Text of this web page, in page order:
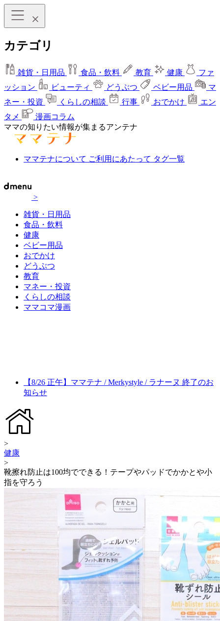
カテゴリ
雑貨・日用品 食品・飲料 教育 健康
ファ
ッション
ビューティ どうぶつ ベビー用品
マ
ネー・投資
くらしの相談 行事 おでかけ
エン
タメ
漫画コラム
ママの知りたい情報が集まるアンテナ
ママテナについて ご利用にあたって タグ一覧
>
雑貨・日用品
食品・飲料
健康
ベビー用品
おでかけ
どうぶつ
教育
マネー・投資
くらしの相談
ママコマ漫画
【8/26 正午】ママテナ / Merkystyle / ラナーヌ 終了のお
知らせ
>
健康
>
靴擦れ防止は100均でできる！テープやパッドでかかとや小
指を守ろう